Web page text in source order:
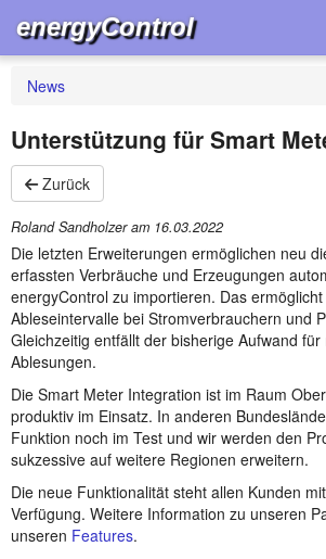
energyControl
News
Unterstützung für Smart
Zurück
Roland Sandholzer am 16.03.2022
Die letzten Erweiterungen ermöglichen neu
erfassten Verbräuche und Erzeugungen
energyControl zu importieren. Das
Ableseintervalle bei Stromverbrauchern und
Gleichzeitig entfällt der bisherige Aufwand für
Ablesungen.
Die Smart Meter Integration ist im Raum
produktiv im Einsatz. In anderen
Funktion noch im Test und wir werden den
sukzessive auf weitere Regionen erweitern.
Die neue Funktionalität steht allen Kunden
Verfügung. Weitere Information zu unseren
unseren Features.